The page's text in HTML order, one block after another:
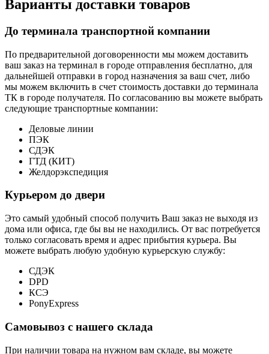
Варианты доставки товаров
До терминала транспортной компании
По предварительной договоренности мы можем доставить
ваш заказ на терминал в городе отправления бесплатно, для
дальнейшей отправки в город назначения за ваш счет, либо
мы можем включить в счет стоимость доставки до терминала
ТК в городе получателя. По согласованию вы можете выбрать
следующие транспортные компании:
Деловые линии
ПЭК
СДЭК
ГТД (КИТ)
Желдорэкспедиция
Курьером до двери
Это самый удобный способ получить Ваш заказ не выходя из
дома или офиса, где бы вы не находились. От вас потребуется
только согласовать время и адрес прибытия курьера. Вы
можете выбрать любую удобную курьерскую службу:
СДЭК
DPD
КСЭ
PonyExpress
Самовывоз с нашего склада
При наличии товара на нужном вам складе, вы можете